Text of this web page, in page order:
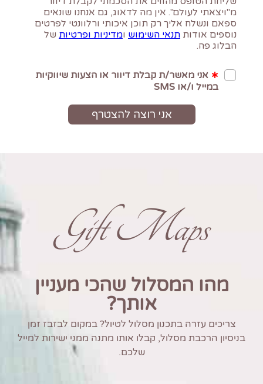
Gift Maps
מהו המסלול שהכי מעניין
אותך?
צריכים עזרה בתכנון מסלול לטיול? במקום לבזבז זמן
בניסיון הרכבת מסלול, קבלו אותו מתנה ממני ישירות למייל
שלכם.